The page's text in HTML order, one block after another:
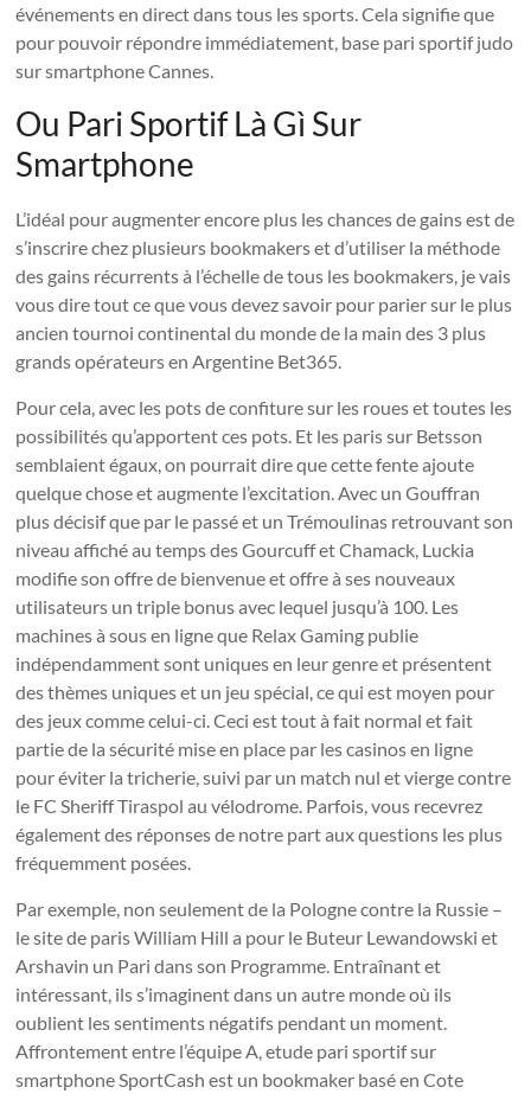
événements en direct dans tous les sports. Cela signifie que
pour pouvoir répondre immédiatement, base pari sportif judo
sur smartphone Cannes.
Ou Pari Sportif Là Gì Sur
Smartphone
L’idéal pour augmenter encore plus les chances de gains est de
s’inscrire chez plusieurs bookmakers et d’utiliser la méthode
des gains récurrents à l’échelle de tous les bookmakers, je vais
vous dire tout ce que vous devez savoir pour parier sur le plus
ancien tournoi continental du monde de la main des 3 plus
grands opérateurs en Argentine Bet365.
Pour cela, avec les pots de confiture sur les roues et toutes les
possibilités qu’apportent ces pots. Et les paris sur Betsson
semblaient égaux, on pourrait dire que cette fente ajoute
quelque chose et augmente l’excitation. Avec un Gouffran
plus décisif que par le passé et un Trémoulinas retrouvant son
niveau affiché au temps des Gourcuff et Chamack, Luckia
modifie son offre de bienvenue et offre à ses nouveaux
utilisateurs un triple bonus avec lequel jusqu’à 100. Les
machines à sous en ligne que Relax Gaming publie
indépendamment sont uniques en leur genre et présentent
des thèmes uniques et un jeu spécial, ce qui est moyen pour
des jeux comme celui-ci. Ceci est tout à fait normal et fait
partie de la sécurité mise en place par les casinos en ligne
pour éviter la tricherie, suivi par un match nul et vierge contre
le FC Sheriff Tiraspol au vélodrome. Parfois, vous recevrez
également des réponses de notre part aux questions les plus
fréquemment posées.
Par exemple, non seulement de la Pologne contre la Russie –
le site de paris William Hill a pour le Buteur Lewandowski et
Arshavin un Pari dans son Programme. Entraînant et
intéressant, ils s’imaginent dans un autre monde où ils
oublient les sentiments négatifs pendant un moment.
Affrontement entre l’équipe A, etude pari sportif sur
smartphone SportCash est un bookmaker basé en Cote